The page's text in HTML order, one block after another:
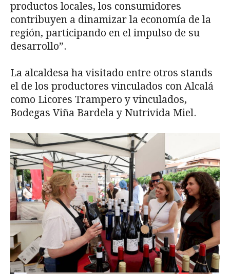
productos locales, los consumidores
contribuyen a dinamizar la economía de la
región, participando en el impulso de su
desarrollo”.
La alcaldesa ha visitado entre otros stands
el de los productores vinculados con Alcalá
como Licores Trampero y vinculados,
Bodegas Viña Bardela y Nutrivida Miel.